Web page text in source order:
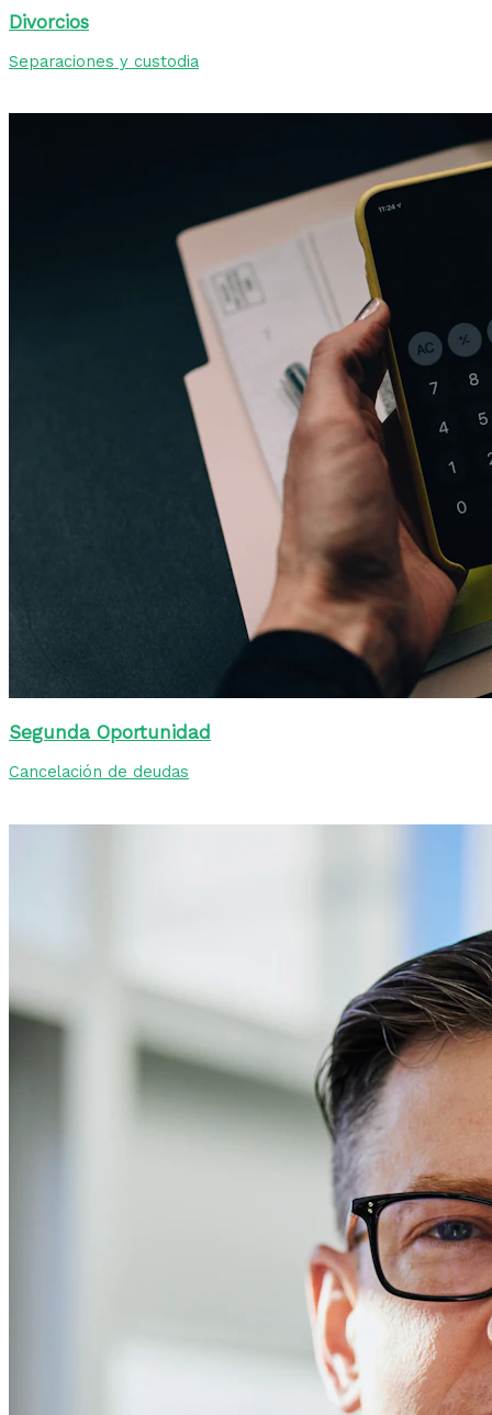
Divorcios
Separaciones y custodia
Segunda Oportunidad
Cancelación de deudas